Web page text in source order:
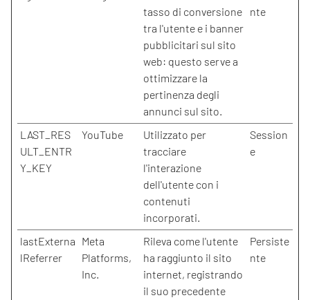
tasso di conversione
tra l'utente e i banner
pubblicitari sul sito
web: questo serve a
ottimizzare la
pertinenza degli
annunci sul sito.
nte
LAST_RES
ULT_ENTR
Y_KEY
YouTube
Utilizzato per
tracciare
l'interazione
dell'utente con i
contenuti
incorporati.
Session
e
lastExterna
lReferrer
Meta
Platforms,
Inc.
Rileva come l'utente
ha raggiunto il sito
internet, registrando
il suo precedente
Persiste
nte